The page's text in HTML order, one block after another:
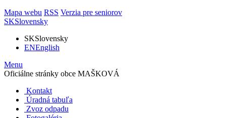
Mapa webu RSS Verzia pre seniorov
SKSlovensky
SKSlovensky
ENEnglish
Menu
Oficiálne stránky obce MAŠKOVÁ
Kontakt
Úradná tabuľa
Zvoz odpadu